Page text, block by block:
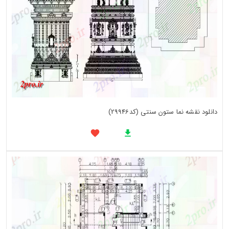
دانلود نقشه نما ستون سنتی (کد29946)